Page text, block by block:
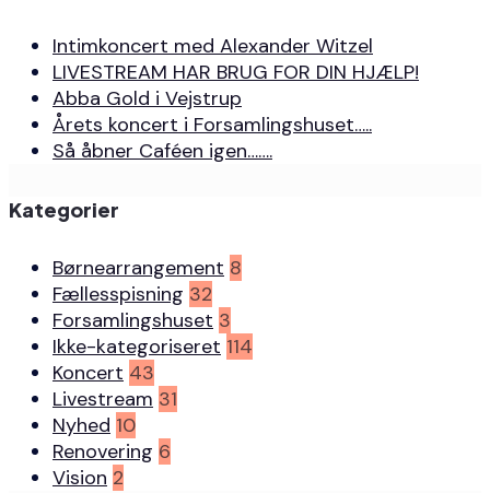
Intimkoncert med Alexander Witzel
LIVESTREAM HAR BRUG FOR DIN HJÆLP!
Abba Gold i Vejstrup
Årets koncert i Forsamlingshuset…..
Så åbner Caféen igen…….
Kategorier
Børnearrangement 8
Fællesspisning 32
Forsamlingshuset 3
Ikke-kategoriseret 114
Koncert 43
Livestream 31
Nyhed 10
Renovering 6
Vision 2